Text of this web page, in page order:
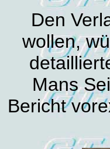
Den
wollen,
Mans
Bericht